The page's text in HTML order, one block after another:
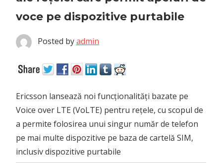
voce pe dispozitive purtabile
Posted byadmin
Ericsson lansează noi funcționalități bazate pe
Voice over LTE (VoLTE) pentru rețele, cu scopul de
a permite folosirea unui singur număr de telefon
pe mai multe dispozitive pe baza de cartelă SIM,
inclusiv dispozitive purtabile